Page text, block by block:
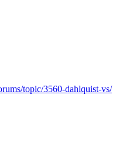
topic/3560-dahlquist-vs/